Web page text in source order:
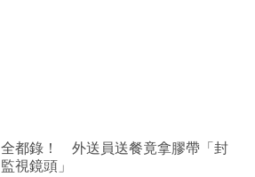
全都錄！ 外送員送餐竟拿膠帶「封
監視鏡頭」